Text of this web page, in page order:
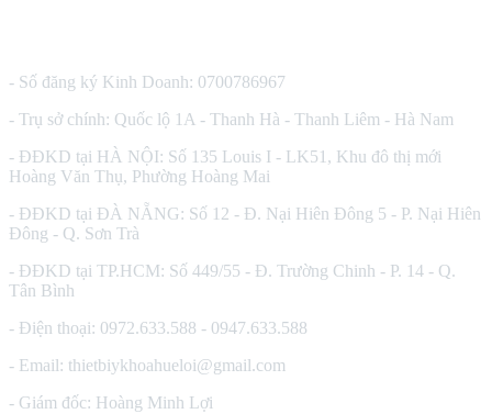
- Số đăng ký Kinh Doanh: 0700786967
- Trụ sở chính: Quốc lộ 1A - Thanh Hà - Thanh Liêm - Hà Nam
- ĐĐKD tại HÀ NỘI: Số 135 Louis I - LK51, Khu đô thị mới
Hoàng Văn Thụ, Phường Hoàng Mai
- ĐĐKD tại ĐÀ NẴNG: Số 12 - Đ. Nại Hiên Đông 5 - P. Nại Hiên
Đông - Q. Sơn Trà
- ĐĐKD tại TP.HCM: Số 449/55 - Đ. Trường Chinh - P. 14 - Q.
Tân Bình
- Điện thoại: 0972.633.588 - 0947.633.588
- Email: thietbiykhoahueloi@gmail.com
- Giám đốc: Hoàng Minh Lợi